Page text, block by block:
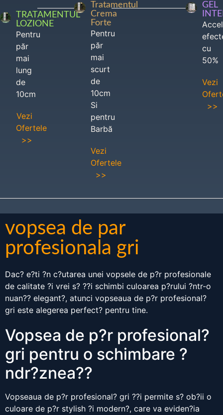
TRATAMENTUL
LOZIONE
Pentru
păr
mai
lung
de
10cm
Vezi
Ofertele
>>
Tratamentul
Crema
Forte
Pentru
păr
mai
scurt
de
10cm
Si
pentru
Barbă
Vezi
Ofertele
>>
GEL
cu
50%
Vezi
>>
vopsea de par
profesionala gri
Dac? e?ti ?n c?utarea unei vopsele de p?r profesionale
de calitate ?i vrei s? ??i schimbi culoarea p?rului ?ntr-o
nuan?? elegant?, atunci vopseaua de p?r profesional?
gri este alegerea perfect? pentru tine.
Vopsea de p?r profesional?
gri pentru o schimbare ?
ndr?znea??
Vopseaua de p?r profesional? gri ??i permite s? ob?ii o
culoare de p?r stylish ?i modern?, care va eviden?ia